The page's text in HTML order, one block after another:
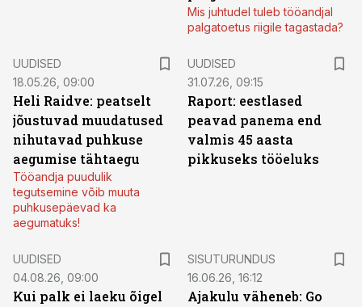
Mis juhtudel tuleb tööandjal
palgatoetus riigile tagastada?
UUDISED
18.05.26, 09:00
Heli Raidve: peatselt
jõustuvad muudatused
nihutavad puhkuse
aegumise tähtaegu
Tööandja puudulik
tegutsemine võib muuta
puhkusepäevad ka
aegumatuks!
UUDISED
31.07.26, 09:15
Raport: eestlased
peavad panema end
valmis 45 aasta
pikkuseks tööeluks
UUDISED
04.08.26, 09:00
Kui palk ei laeku õigel
SISUTURUNDUS
16.06.26, 16:12
Ajakulu väheneb: Go